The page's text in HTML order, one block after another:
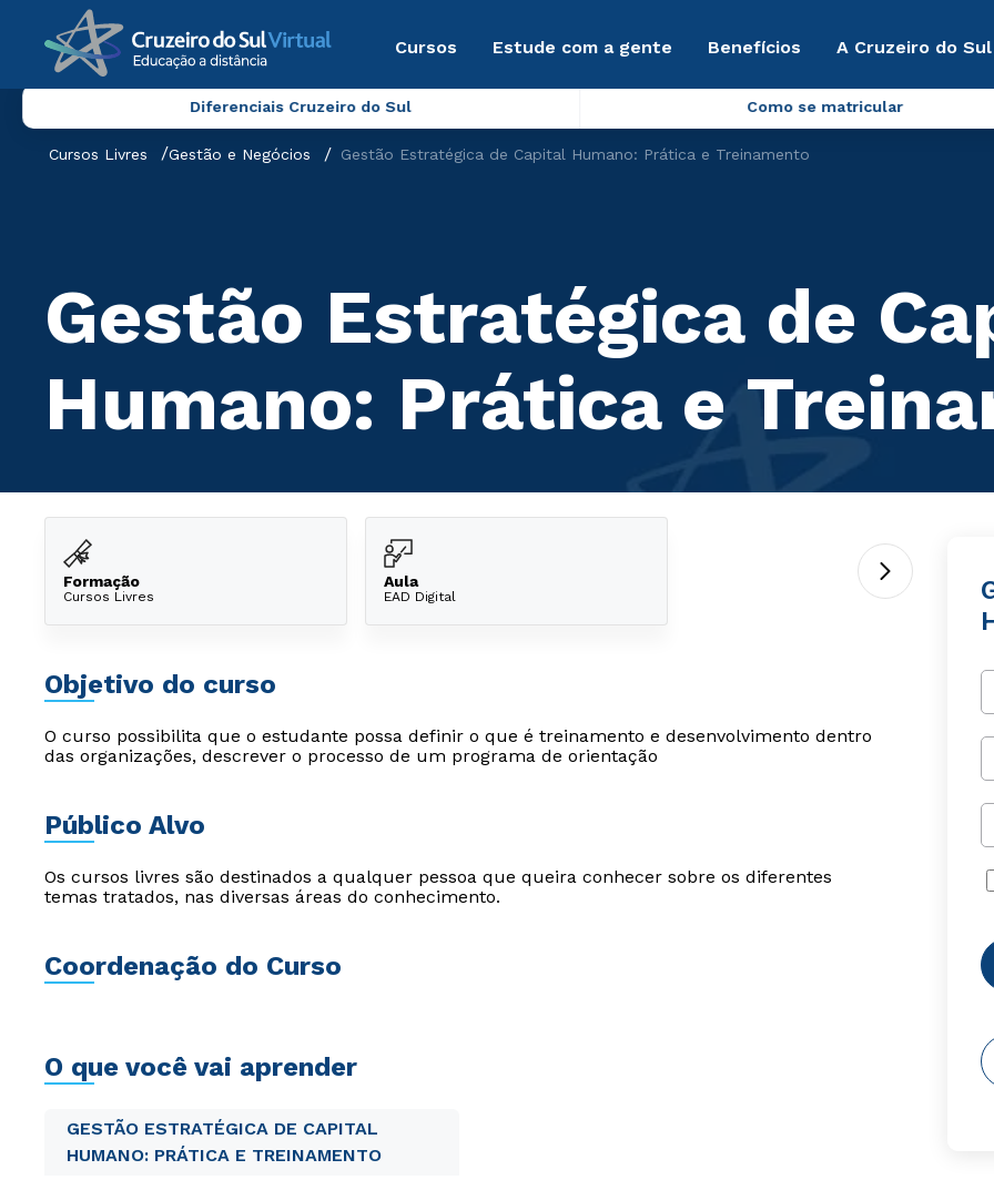
Cursos Estude com a gente Benefícios A Cruzeiro do
Diferenciais Cruzeiro do Sul Como se matricular
Cursos Livres Gestão e Negócios Gestão Estratégica de Capital Humano: Prática e Treinamento
Gestão Estratégica de
Humano: Prática e
Formação
Cursos Livres
Aula
EAD Digital
Objetivo do curso
O curso possibilita que o estudante possa definir o que é treinamento e desenvolvimento dentro
das organizações, descrever o processo de um programa de orientação
Público Alvo
Os cursos livres são destinados a qualquer pessoa que queira conhecer sobre os diferentes
temas tratados, nas diversas áreas do conhecimento.
Coordenação do Curso
O que você vai aprender
GESTÃO ESTRATÉGICA DE CAPITAL
HUMANO: PRÁTICA E TREINAMENTO